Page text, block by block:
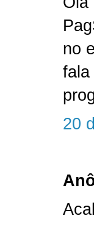
no
fala
20